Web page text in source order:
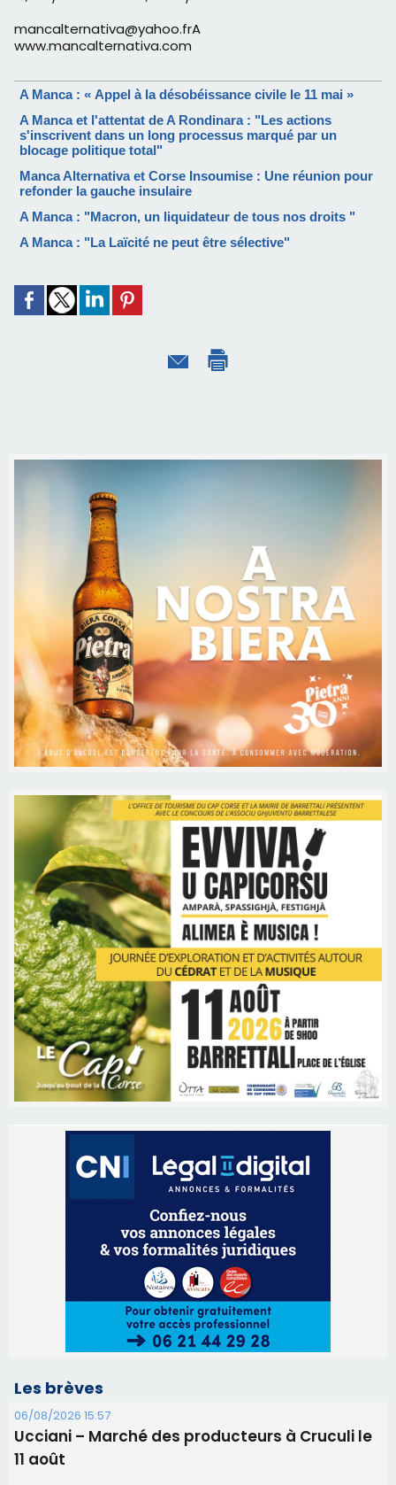
mancalternativa@yahoo.frA
www.mancalternativa.com
A Manca : « Appel à la désobéissance civile le 11 mai »
A Manca et l'attentat de A Rondinara : "Les actions
s'inscrivent dans un long processus marqué par un
blocage politique total"
Manca Alternativa et Corse Insoumise : Une réunion pour
refonder la gauche insulaire
A Manca : "Macron, un liquidateur de tous nos droits "
A Manca : "La Laïcité ne peut être sélective"
Les brèves
06/08/2026 15:57
Ucciani – Marché des producteurs à Cruculi le
11 août